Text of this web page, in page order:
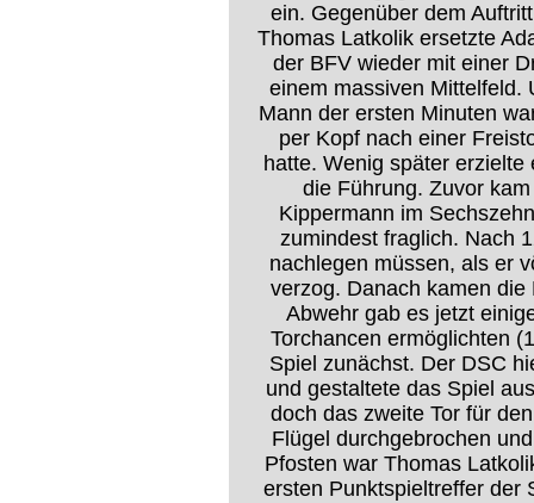
ein. Gegenüber dem
Thomas Latkolik ersetzte
der BFV wieder mit einer
einem massiven Mittelfeld.
Mann der ersten Minuten
per Kopf nach einer
hatte. Wenig später
die Führung. Zuvor
Kippermann im
zumindest fraglich. Nach
nachlegen müssen, als er
verzog. Danach kamen
Abwehr gab es jetzt
Torchancen ermöglichten
Spiel zunächst. Der DSC
und gestaltete das Spiel
doch das zweite Tor für
Flügel durchgebrochen
Pfosten war Thomas
ersten Punktspieltreffer der